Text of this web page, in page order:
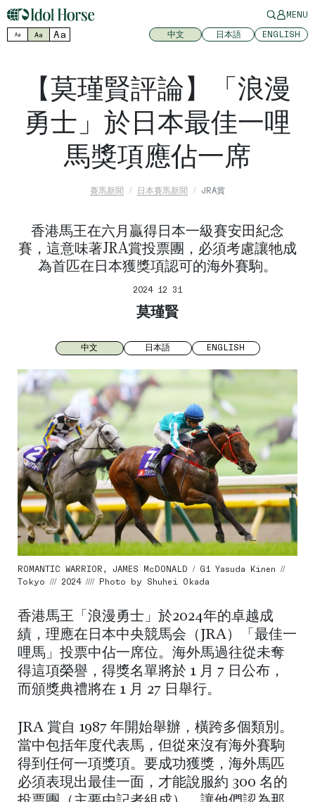
MENU
Aa Aa Aa 中文 日本語 ENGLISH
【莫瑾賢評論】「浪漫
勇士」於日本最佳一哩
馬獎項應佔一席
賽馬新聞 日本賽馬新聞 JRA賞
香港馬王在六月贏得日本一級賽安田紀念
賽，這意味著JRA賞投票團，必須考慮讓牠成
為首匹在日本獲獎項認可的海外賽駒。
2024 12 31
莫瑾賢
中文 日本語 ENGLISH
ROMANTIC WARRIOR, JAMES McDONALD / G1 Yasuda Kinen //
Tokyo /// 2024 //// Photo by Shuhei Okada
香港馬王「浪漫勇士」於2024年的卓越成
績，理應在日本中央競馬会（JRA）「最佳一
哩馬」投票中佔一席位。海外馬過往從未奪
得這項榮譽，得獎名單將於 1 月 7 日公布，
而頒獎典禮將在 1 月 27 日舉行。
JRA 賞自 1987 年開始舉辦，橫跨多個類別。
當中包括年度代表馬，但從來沒有海外賽駒
得到任何一項獎項。要成功獲獎，海外馬匹
必須表現出最佳一面，才能說服約 300 名的